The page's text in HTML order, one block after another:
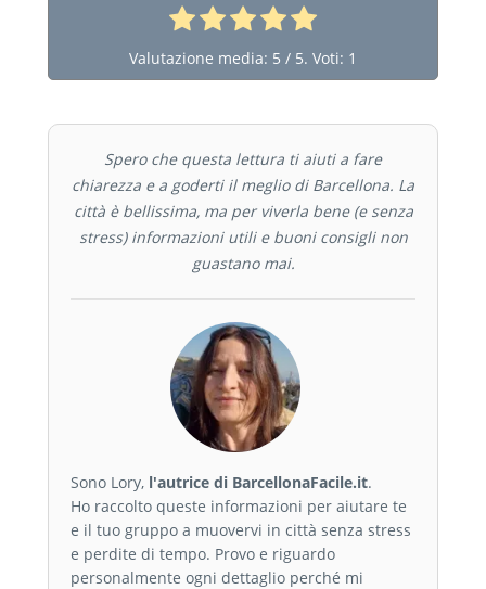
Valutazione media: 5 / 5. Voti: 1
Spero che questa lettura ti aiuti a fare
chiarezza e a goderti il meglio di Barcellona. La
città è bellissima, ma per viverla bene (e senza
stress) informazioni utili e buoni consigli non
guastano mai.
Sono Lory, l'autrice di BarcellonaFacile.it.
Ho raccolto queste informazioni per aiutare te
e il tuo gruppo a muovervi in città senza stress
e perdite di tempo. Provo e riguardo
personalmente ogni dettaglio perché mi